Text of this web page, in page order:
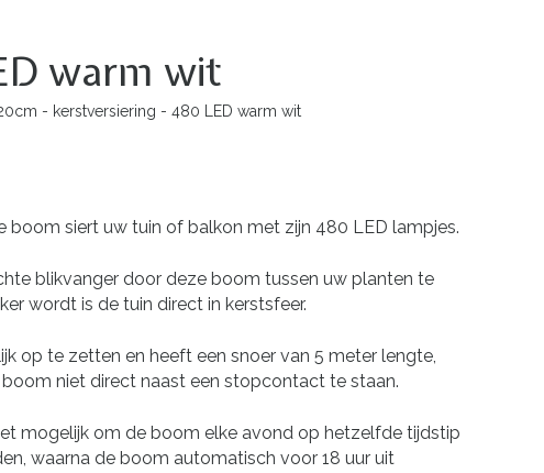
warm wit
- kerstversiering - 480 LED warm wit
boom siert uw tuin of balkon met zijn 480 LED lampjes.
blikvanger door deze boom tussen uw planten te
wordt is de tuin direct in kerstsfeer.
op te zetten en heeft een snoer van 5 meter lengte,
niet direct naast een stopcontact te staan.
mogelijk om de boom elke avond op hetzelfde tijdstip
waarna de boom automatisch voor 18 uur uit